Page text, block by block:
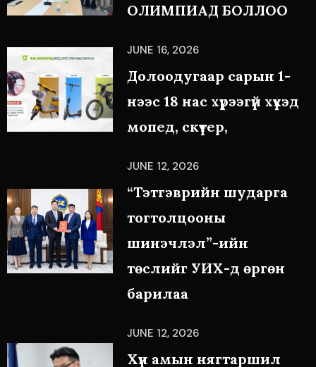
ОЛИМПИАД БОЛЛОО
JUNE 16, 2026
Долоодугаар сарын 1-
нээс 18 нас хүрээгүй хүүхэд
мопед, скүтер,
JUNE 12, 2026
“Тэтгэврийн шударга
тогтолцооны
шинэчлэл”-ийн
төслийг УИХ-д өргөн
барилаа
JUNE 12, 2026
Хүн амын нягтаршил